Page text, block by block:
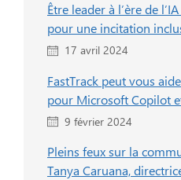
Être leader à l’ère de
pour une incitation
17 avril 2024
FastTrack peut vous
pour Microsoft Copilot
9 février 2024
Pleins feux sur la
Tanya Caruana,